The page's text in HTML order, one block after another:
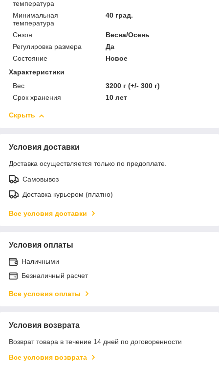
температура
Минимальная
температура
40 град.
Сезон
Весна/Осень
Регулировка размера
Да
Состояние
Новое
Характеристики
Вес
3200 г (+/- 300 г)
Срок хранения
10 лет
Скрыть
Условия доставки
Доставка осуществляется только по предоплате.
Самовывоз
Доставка курьером (платно)
Все условия доставки
Условия оплаты
Наличными
Безналичный расчет
Все условия оплаты
Условия возврата
Возврат товара в течение 14 дней по договоренности
Все условия возврата